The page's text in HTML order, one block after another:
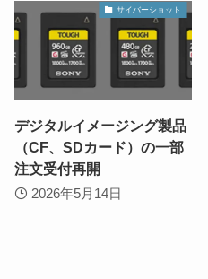
サイバーショット
デジタルイメージング製品
（CF、SDカード）の一部
注文受付再開
2026年5月14日